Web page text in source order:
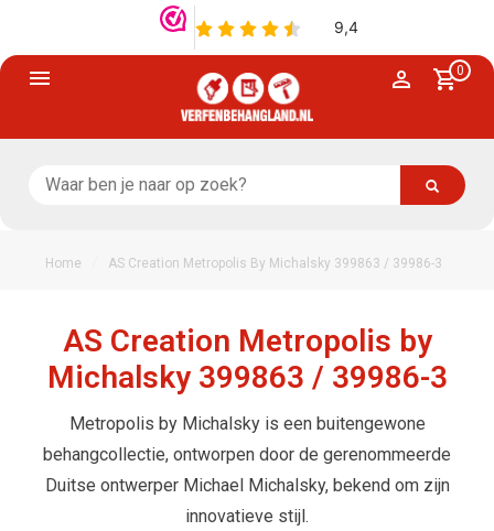
0
Home AS Creation Metropolis By Michalsky 399863 / 39986-3
AS Creation Metropolis by
Michalsky 399863 / 39986-3
Metropolis by Michalsky is een buitengewone
behangcollectie, ontworpen door de gerenommeerde
Duitse ontwerper Michael Michalsky, bekend om zijn
innovatieve stijl.